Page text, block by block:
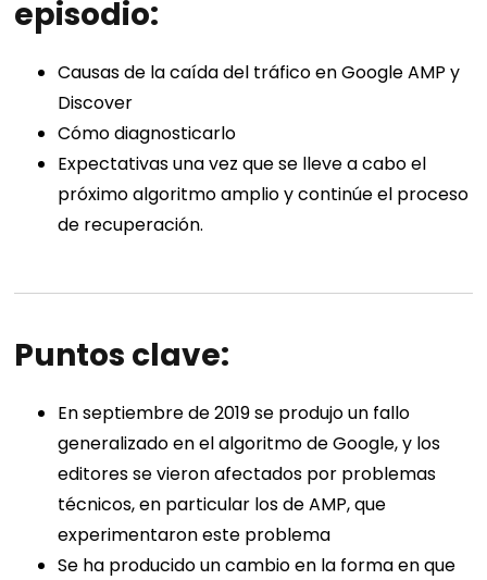
episodio:
Causas de la caída del tráfico en Google AMP y
Discover
Cómo diagnosticarlo
Expectativas una vez que se lleve a cabo el
próximo algoritmo amplio y continúe el proceso
de recuperación.
Puntos clave:
En septiembre de 2019 se produjo un fallo
generalizado en el algoritmo de Google, y los
editores se vieron afectados por problemas
técnicos, en particular los de AMP, que
experimentaron este problema
Se ha producido un cambio en la forma en que